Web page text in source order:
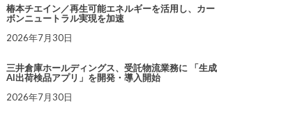
椿本チエイン／再生可能エネルギーを活用し、カー
ボンニュートラル実現を加速
2026年7月30日
三井倉庫ホールディングス、受託物流業務に 「生成
AI出荷検品アプリ」を開発・導入開始
2026年7月30日